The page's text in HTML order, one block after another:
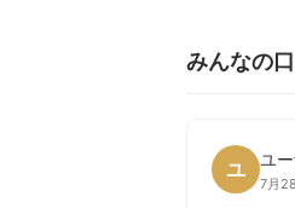
みんなの
ユ ユ
7月